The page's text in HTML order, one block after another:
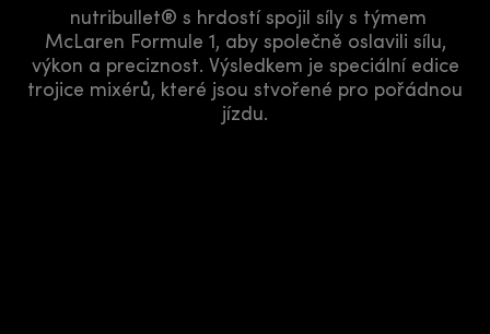
nutribullet® s hrdostí spojil síly s týmem
McLaren Formule 1, aby společně oslavili sílu,
výkon a preciznost. Výsledkem je speciální edice
trojice mixérů, které jsou stvořené pro pořádnou
jízdu.